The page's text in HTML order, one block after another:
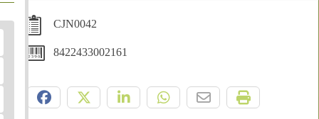
CJN0042
8422433002161